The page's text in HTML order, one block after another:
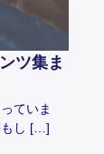
ツ集ま
ていま
もし […]